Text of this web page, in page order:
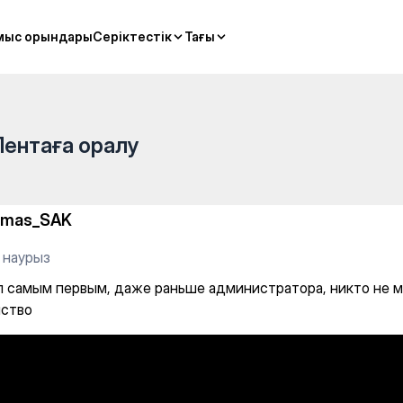
орындарыСеріктестік Тағы
орындарыСеріктестік Тағы
администратора,
оралу
наурыз
самым первым, даже раньше администратора, никто не